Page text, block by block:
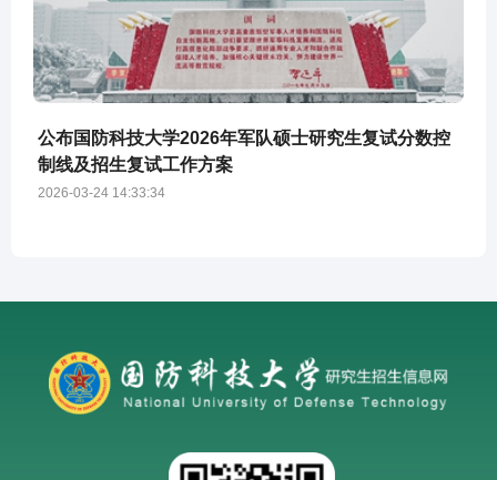
公布国防科技大学2026年军队硕士研究生复试分数控
制线及招生复试工作方案
2026-03-24 14:33:34